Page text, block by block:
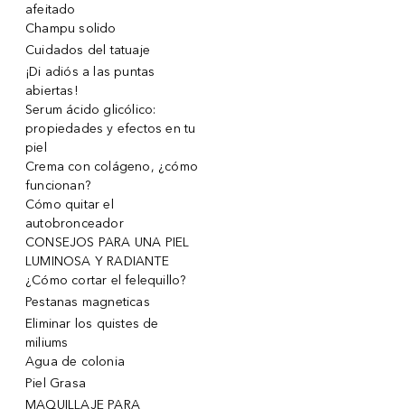
afeitado
Champu solido
Cuidados del tatuaje
¡Di adiós a las puntas
abiertas!
Serum ácido glicólico:
propiedades y efectos en tu
piel
Crema con colágeno, ¿cómo
funcionan?
Cómo quitar el
autobronceador
CONSEJOS PARA UNA PIEL
LUMINOSA Y RADIANTE
¿Cómo cortar el felequillo?
Pestanas magneticas
Eliminar los quistes de
miliums
Agua de colonia
Piel Grasa
MAQUILLAJE PARA